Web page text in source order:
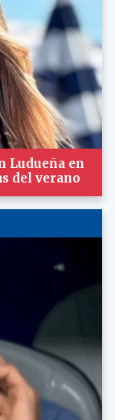
Ludueña en
del verano